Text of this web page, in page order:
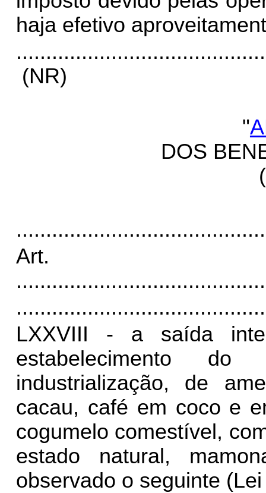
haja efetivo
(NR)
"
DOS
LXXVIII - a saída
estabelecimento
industrialização, de
cacau, café em coco e
cogumelo comestível,
estado natural,
observado o seguinte